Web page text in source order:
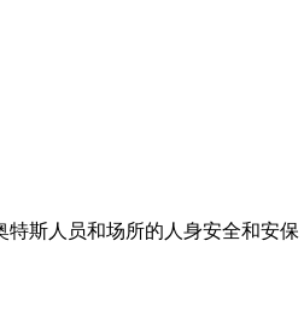
斯人员和场所的人身安全和安